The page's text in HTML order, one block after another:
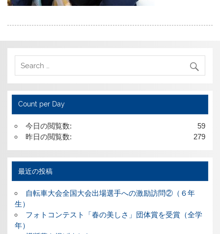
Count per Day
59
今日の閲覧数:
279
昨日の閲覧数:
最近の投稿
自転車大会全国大会出場選手への激励訪問②（６年
生）
フォトコンテスト「春の美しさ」団体賞を受賞（全学
年）